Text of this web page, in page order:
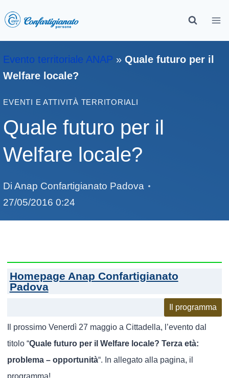
Evento territoriale ANAP »Quale futuro per il
Welfare locale?
EVENTI E ATTIVITÀ TERRITORIALI
Quale futuro per il
Welfare locale?
Di Anap Confartigianato Padova
27/05/2016 0:24
Homepage Anap Confartigianato
Padova
Il programma
Il prossimo Venerdì 27 maggio a Cittadella, l’evento dal
titolo “Quale futuro per il Welfare locale? Terza età:
problema – opportunità“. In allegato alla pagina, il
programma!